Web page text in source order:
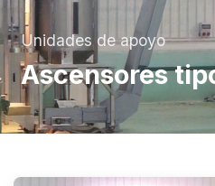
Unidades de apoyo
Ascensores